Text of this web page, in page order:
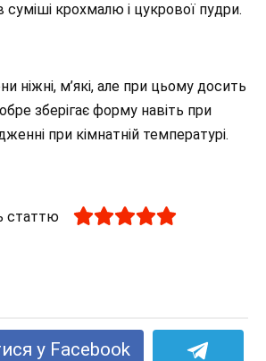
суміші крохмалю і цукрової пудри.
ніжні, м’які, але при цьому досить
зберігає форму навіть при
при кімнатній температурі.
статтю
у Facebook